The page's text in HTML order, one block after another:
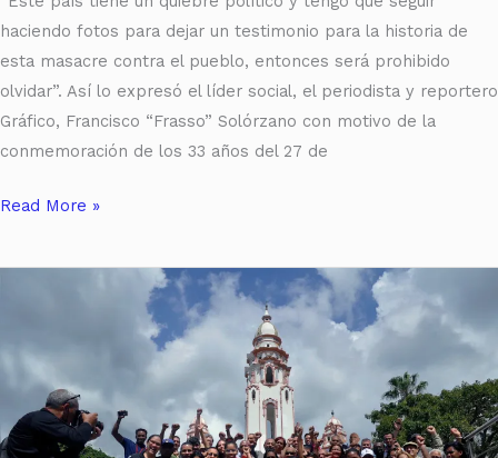
haciendo fotos para dejar un testimonio para la historia de
esta masacre contra el pueblo, entonces será prohibido
olvidar”. Así lo expresó el líder social, el periodista y reportero
Gráfico, Francisco “Frasso” Solórzano con motivo de la
conmemoración de los 33 años del 27 de
Read More »
su
vigésimo
aniversario